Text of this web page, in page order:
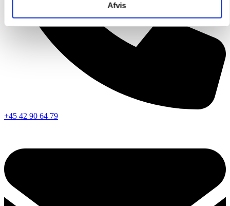
Afvis
+45 42 90 64 79